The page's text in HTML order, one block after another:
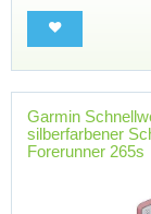
Garmin
silberfarbener
Forerunner 265s